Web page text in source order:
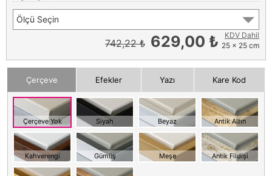
Ölçü Seçin
742,22 ₺ 629,00 ₺
KDV Dahil
25 x 25 cm
Çerçeve Efekler Yazı Kare Kod
Çerçeve Yok Siyah Beyaz Antik Altın
Kahverengi Gümüş Meşe Antik Fildişi